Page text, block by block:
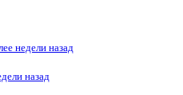
недели назад
назад